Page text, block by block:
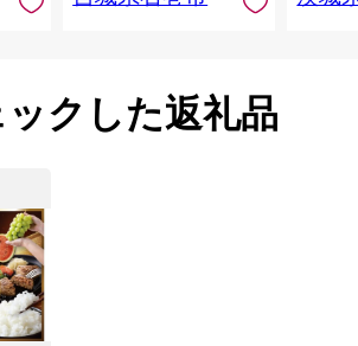
クした返礼品